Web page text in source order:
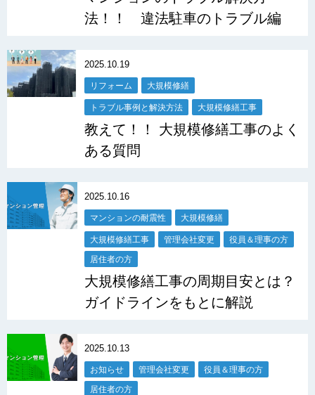
法！！ 違法駐車のトラブル編
2025.10.19
リフォーム 大規模修繕
トラブル事例と解決方法 大規模修繕工事
教えて！！ 大規模修繕工事のよく
ある質問
2025.10.16
マンションの耐震性 大規模修繕
大規模修繕工事 管理会社変更 役員＆理事の方
居住者の方
大規模修繕工事の周期目安とは？
ガイドラインをもとに解説
2025.10.13
お知らせ 管理会社変更 役員＆理事の方
居住者の方